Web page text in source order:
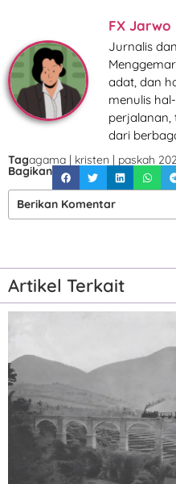
FX Jarwo
Jurnalis
adat, dan
menulis
perjalanan,
dari
Tagagama kristen paskah
Bagikan
Berikan Komentar
Artikel Terkait